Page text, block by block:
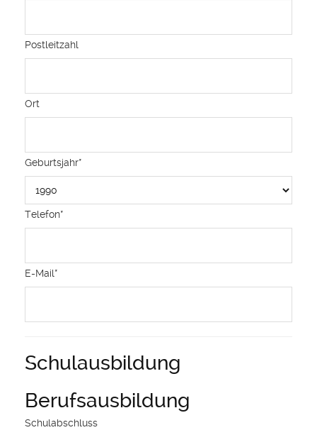
Postleitzahl
Ort
Geburtsjahr*
Telefon*
E-Mail*
Schulausbildung
Berufsausbildung
Schulabschluss